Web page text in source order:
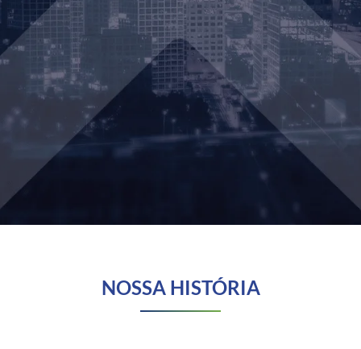
NOSSA HISTÓRIA